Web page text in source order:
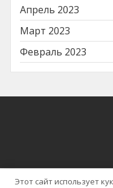
Апрель 2023
Март 2023
Февраль 2023
Этот сайт использует